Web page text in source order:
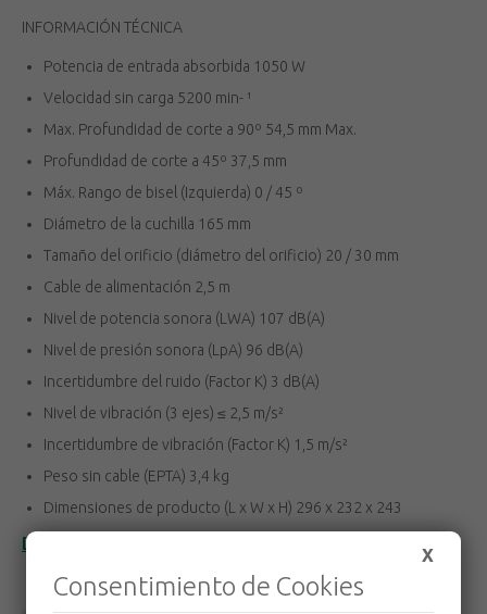
INFORMACIÓN TÉCNICA
Potencia de entrada absorbida 1050 W
Velocidad sin carga 5200 min- ¹
Max. Profundidad de corte a 90º 54,5 mm Max.
Profundidad de corte a 45º 37,5 mm
Máx. Rango de bisel (Izquierda) 0 / 45 º
Diámetro de la cuchilla 165 mm
Tamaño del orificio (diámetro del orificio) 20 / 30 mm
Cable de alimentación 2,5 m
Nivel de potencia sonora (LWA) 107 dB(A)
Nivel de presión sonora (LpA) 96 dB(A)
Incertidumbre del ruido (Factor K) 3 dB(A)
Nivel de vibración (3 ejes) ≤ 2,5 m/s²
Incertidumbre de vibración (Factor K) 1,5 m/s²
Peso sin cable (EPTA) 3,4 kg
Dimensiones de producto (L x W x H) 296 x 232 x 243
Descubre toda la gama Makita
X
Consentimiento de Cookies